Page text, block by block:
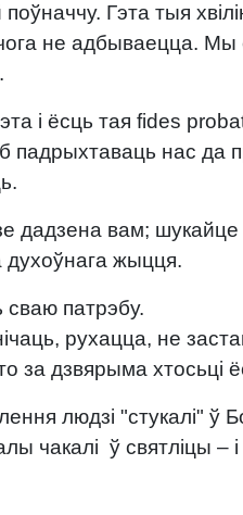
Гэта тыя
не адбываецца. Мы
і ёсць тая fides
падрыхтаваць нас
дадзена вам;
духоўнага жыцця.
сваю патрэбу.
рухацца, не
за дзвярыма хтосьці
людзі "стукалі"
чакалі ў святліцы